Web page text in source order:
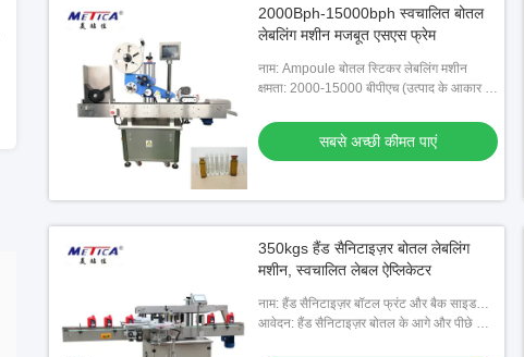
10-50 मिलीलीटर तरल के लिए मोनोब्लॉक आवश्यक
तेल भरने और कैपिंग मशीन
सबसे अच्छी कीमत पाएं
लाँड्री डिटर्जेंट के लिए ऊर्जा बचत फ्लैट बोतल
लेबलिंग मशीन 50 हर्ट्ज 2 किलोवाट
2000Bph-15000bph स्वचालित बोतल
लेबलिंग मशीन मजबूत एसएस फ्रेम
नाम: Ampoule बोतल स्टिकर लेबलिंग मशीन
क्षमता: 2000-15000 बीपीएच (उत्पाद के आकार से
सबसे अच्छी कीमत पाएं
350kgs हैंड सैनिटाइज़र बोतल लेबलिंग
मशीन, स्वचालित लेबल ऐप्लिकेटर
नाम: हैंड सैनिटाइज़र बॉटल फ्रंट और बैक साइड
लेबलिंग मशीन
आवेदन: हैंड सैनिटाइज़र बोतल के आगे और पीछे के